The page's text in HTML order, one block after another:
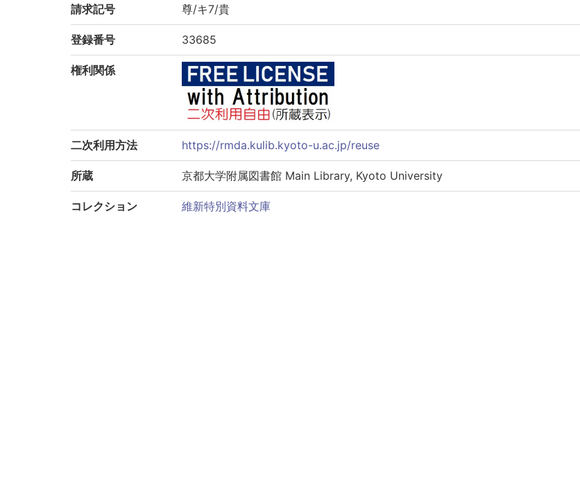
請求記号 尊/キ7/貴
登録番号 33685
権利関係
二次利用方法 https://rmda.kulib.kyoto-u.ac.jp/reuse
所蔵 京都大学附属図書館 Main Library, Kyoto University
コレクション 維新特別資料文庫